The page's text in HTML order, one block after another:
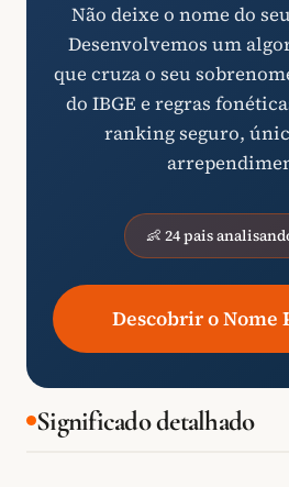
Não deixe o nome do
Desenvolvemos um
que cruza o seu
do IBGE e regras
ranking seguro,
👶 24 pais
Descobrir o Nome
Significado detalhado